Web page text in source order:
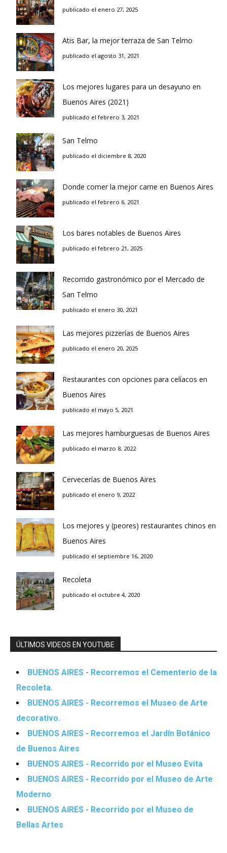
publicado el enero 27, 2025
Atis Bar, la mejor terraza de San Telmo
publicado el agosto 31, 2021
Los mejores lugares para un desayuno en
Buenos Aires (2021)
publicado el febrero 3, 2021
San Telmo
publicado el diciembre 8, 2020
Donde comer la mejor carne en Buenos Aires
publicado el febrero 6, 2021
Los bares notables de Buenos Aires
publicado el febrero 21, 2025
Recorrido gastronómico por el Mercado de
San Telmo
publicado el enero 30, 2021
Las mejores pizzerías de Buenos Aires
publicado el enero 20, 2025
Restaurantes con opciones para celíacos en
Buenos Aires
publicado el mayo 5, 2021
Las mejores hamburguesas de Buenos Aires
publicado el marzo 8, 2022
Cervecerías de Buenos Aires
publicado el enero 9, 2022
Los mejores y (peores) restaurantes chinos en
Buenos Aires
publicado el septiembre 16, 2020
Recoleta
publicado el octubre 4, 2020
ÚLTIMOS VIDEOS EN YOUTUBE
BUENOS AIRES - Recorremos el Cementerio de la
Recoleta.
BUENOS AIRES - Recorremos el Museo de Arte
decorativo.
BUENOS AIRES - Recorremos el Jardín Botánico
de Buenos Aires
BUENOS AIRES - Recorrido por el Museo Evita
BUENOS AIRES - Recorrido por el Museo de Arte
Moderno
BUENOS AIRES - Recorrido por el Museo de
Bellas Artes